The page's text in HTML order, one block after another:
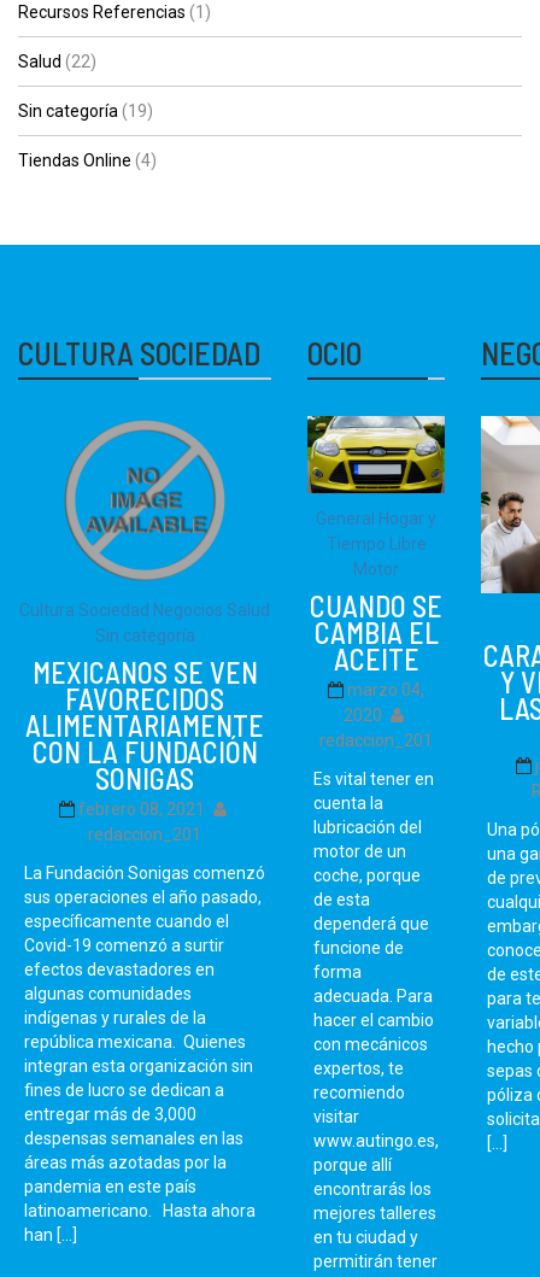
Recursos Referencias (1)
Salud (22)
Sin categoría (19)
Tiendas Online (4)
CULTURA SOCIEDAD
Cultura Sociedad Negocios Salud
Sin categoría
MEXICANOS SE VEN
FAVORECIDOS
ALIMENTARIAMENTE
CON LA FUNDACIÓN
SONIGAS
febrero 08, 2021
redaccion_201
La Fundación Sonigas comenzó
sus operaciones el año pasado,
específicamente cuando el
Covid-19 comenzó a surtir
efectos devastadores en
algunas comunidades
indígenas y rurales de la
república mexicana. Quienes
integran esta organización sin
fines de lucro se dedican a
entregar más de 3,000
despensas semanales en las
áreas más azotadas por la
pandemia en este país
latinoamericano. Hasta ahora
han […]
OCIO
General Hogar y
Tiempo Libre
Motor
CUANDO SE
CAMBIA EL
ACEITE
marzo 04,
2020
redaccion_201
Es vital tener en
cuenta la
lubricación del
motor de un
coche, porque
de esta
dependerá que
funcione de
forma
adecuada. Para
hacer el cambio
con mecánicos
expertos, te
recomiendo
visitar
www.autingo.es,
porque allí
encontrarás los
mejores talleres
en tu ciudad y
permitirán tener
Y
Una
una
de
de
para
hecho
sepas
póliza
[…]